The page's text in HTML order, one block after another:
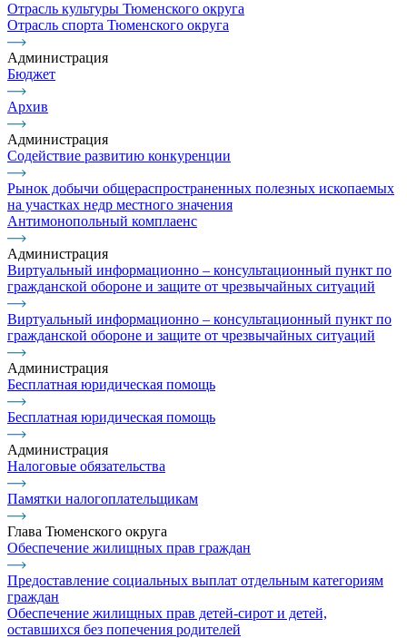
Отрасль культуры Тюменского округа
Отрасль спорта Тюменского округа
Администрация
Бюджет
Архив
Администрация
Содействие развитию конкуренции
Рынок добычи общераспространенных полезных ископаемых
на участках недр местного значения
Антимонопольный комплаенс
Администрация
Виртуальный информационно – консультационный пункт по
гражданской обороне и защите от чрезвычайных ситуаций
Виртуальный информационно – консультационный пункт по
гражданской обороне и защите от чрезвычайных ситуаций
Администрация
Бесплатная юридическая помощь
Бесплатная юридическая помощь
Администрация
Налоговые обязательства
Памятки налогоплательщикам
Глава Тюменского округа
Обеспечение жилищных прав граждан
Предоставление социальных выплат отдельным категориям
граждан
Обеспечение жилищных прав детей-сирот и детей,
оставшихся без попечения родителей